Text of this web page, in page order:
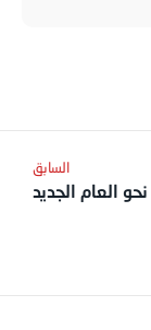
العام الجديد